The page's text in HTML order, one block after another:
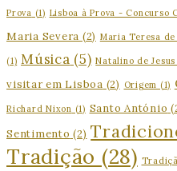
Prova (1) Lisboa à Prova - Concurso
Maria Severa (2) Maria Teresa de
(1) Música (5) Natalino de Jesus
visitar em Lisboa (2) Origem (1)
Richard Nixon (1) Santo António
Sentimento (2)
Tradição (28)